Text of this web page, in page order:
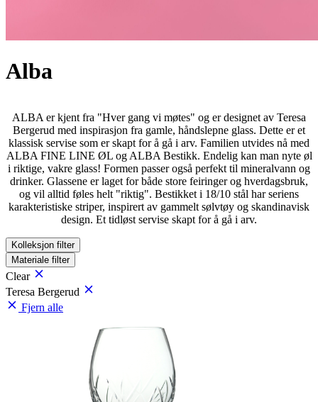
Alba
ALBA er kjent fra "Hver gang vi møtes" og er designet av Teresa
Bergerud med inspirasjon fra gamle, håndslepne glass. Dette er et
klassisk servise som er skapt for å gå i arv. Familien utvides nå med
ALBA FINE LINE ØL og ALBA Bestikk. Endelig kan man nyte øl
i riktige, vakre glass! Formen passer også perfekt til mineralvann og
drinker. Glassene er laget for både store feiringer og hverdagsbruk,
og vil alltid føles helt "riktig". Bestikket i 18/10 stål har seriens
karakteristiske striper, inspirert av gammelt sølvtøy og skandinavisk
design. Et tidløst servise skapt for å gå i arv.
Kolleksjon filter
Materiale filter
Clear
Teresa Bergerud
Fjern alle